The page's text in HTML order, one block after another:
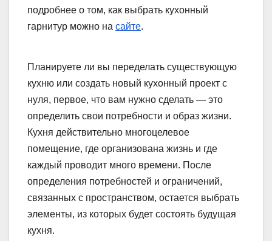
подробнее о том, как выбрать кухонный
гарнитур можно на сайте.
Планируете ли вы переделать существующую
кухню или создать новый кухонный проект с
нуля, первое, что вам нужно сделать — это
определить свои потребности и образ жизни.
Кухня действительно многоцелевое
помещение, где организована жизнь и где
каждый проводит много времени. После
определения потребностей и ограничений,
связанных с пространством, остается выбрать
элементы, из которых будет состоять будущая
кухня.